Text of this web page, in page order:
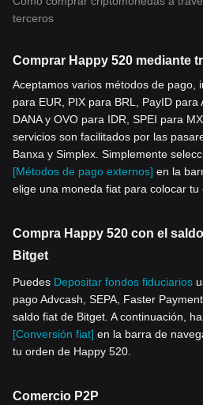
terceros
Comprar Happy 520 mediante
Aceptamos varios métodos de pago,
para EUR, PIX para BRL, PayID para
DANA y OVO para IDR, SPEI para
servicios son facilitados por las
Banxa y Simplex. Simplemente
[Métodos de pago externos] en la
elige una moneda fiat para colocar
Compra Happy 520 con el
Bitget
Puedes Depositar fondos fiduciarios
pago Advcash, SEPA, Faster
saldo fiat de Bitget. A continuación,
[Conversión fiat] en la barra de
tu orden de Happy 520.
Comercio P2P